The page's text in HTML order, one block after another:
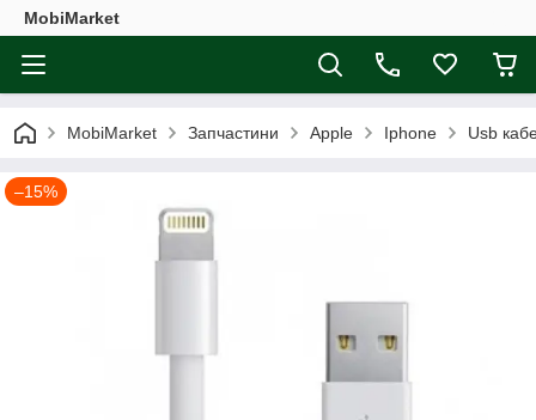
MobiMarket
MobiMarket Запчастини Apple Iphone Usb
–15%